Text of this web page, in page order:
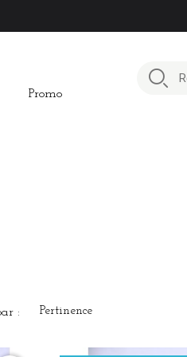
Promo
: Pertinence